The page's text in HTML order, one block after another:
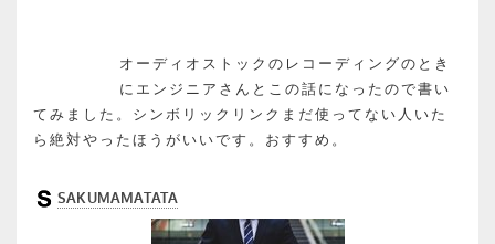
オーディオストックのレコーディングのとき
にエンジニアさんとこの話になったので書い
てみました。シンボリックリンクまだ使ってない人いた
ら絶対やったほうがいいです。おすすめ。